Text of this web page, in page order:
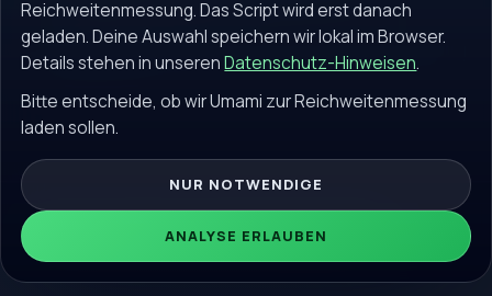
Weiterlesen
© 2026 seokostenlos.de. Alle Rechte vorbehalten.
Community
Reichweitenmessung. Das Script wird erst danach
geladen. Deine Auswahl speichern wir lokal im Browser.
Details stehen in unserenDatenschutz-Hinweisen.
Bitte entscheide, ob wir Umami zur Reichweitenmessung
laden sollen.
NUR NOTWENDIGE
ANALYSE ERLAUBEN